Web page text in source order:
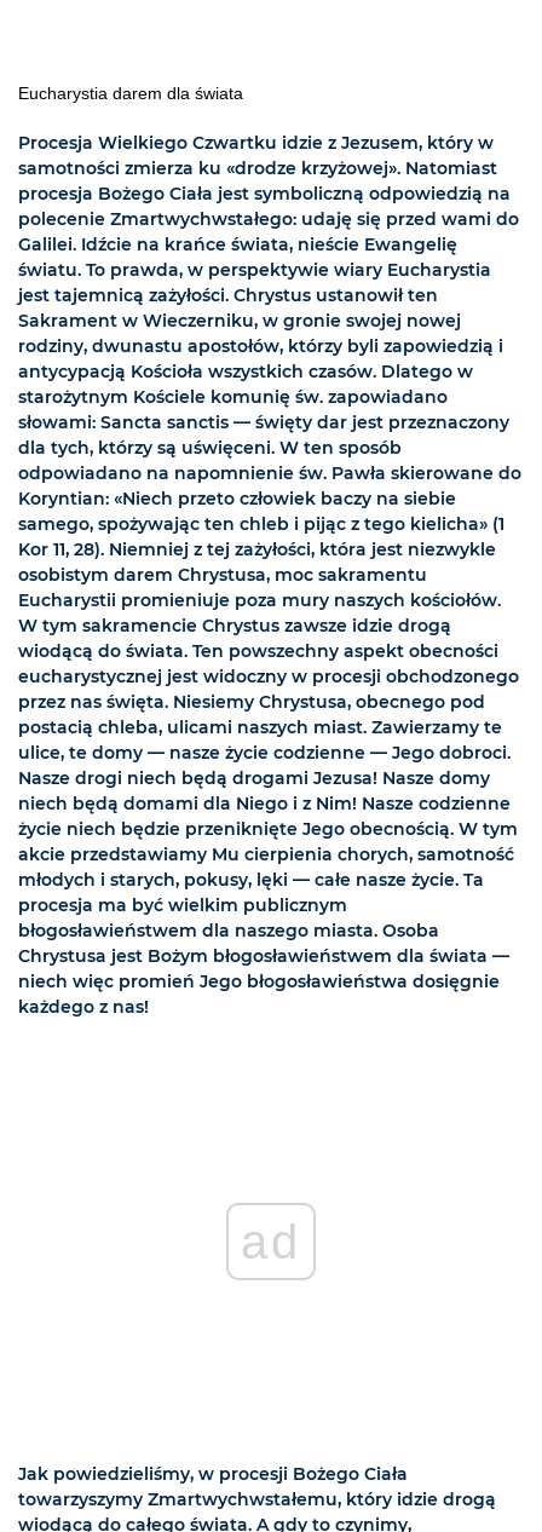
Eucharystia darem dla świata
Procesja Wielkiego Czwartku idzie z Jezusem, który w
samotności zmierza ku «drodze krzyżowej». Natomiast
procesja Bożego Ciała jest symboliczną odpowiedzią na
polecenie Zmartwychwstałego: udaję się przed wami do
Galilei. Idźcie na krańce świata, nieście Ewangelię
światu. To prawda, w perspektywie wiary Eucharystia
jest tajemnicą zażyłości. Chrystus ustanowił ten
Sakrament w Wieczerniku, w gronie swojej nowej
rodziny, dwunastu apostołów, którzy byli zapowiedzią i
antycypacją Kościoła wszystkich czasów. Dlatego w
starożytnym Kościele komunię św. zapowiadano
słowami: Sancta sanctis — święty dar jest przeznaczony
dla tych, którzy są uświęceni. W ten sposób
odpowiadano na napomnienie św. Pawła skierowane do
Koryntian: «Niech przeto człowiek baczy na siebie
samego, spożywając ten chleb i pijąc z tego kielicha» (1
Kor 11, 28). Niemniej z tej zażyłości, która jest niezwykle
osobistym darem Chrystusa, moc sakramentu
Eucharystii promieniuje poza mury naszych kościołów.
W tym sakramencie Chrystus zawsze idzie drogą
wiodącą do świata. Ten powszechny aspekt obecności
eucharystycznej jest widoczny w procesji obchodzonego
przez nas święta. Niesiemy Chrystusa, obecnego pod
postacią chleba, ulicami naszych miast. Zawierzamy te
ulice, te domy — nasze życie codzienne — Jego dobroci.
Nasze drogi niech będą drogami Jezusa! Nasze domy
niech będą domami dla Niego i z Nim! Nasze codzienne
życie niech będzie przeniknięte Jego obecnością. W tym
akcie przedstawiamy Mu cierpienia chorych, samotność
młodych i starych, pokusy, lęki — całe nasze życie. Ta
procesja ma być wielkim publicznym
błogosławieństwem dla naszego miasta. Osoba
Chrystusa jest Bożym błogosławieństwem dla świata —
niech więc promień Jego błogosławieństwa dosięgnie
każdego z nas!
ad
Jak powiedzieliśmy, w procesji Bożego Ciała
towarzyszymy Zmartwychwstałemu, który idzie drogą
wiodącą do całego świata. A gdy to czynimy,